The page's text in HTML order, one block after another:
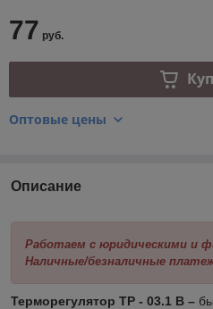
77 руб.
Оптовые цены
Описание
Работаем с юридическими и
Наличные/безналичные
Терморегулятор ТР - 03.1 В –